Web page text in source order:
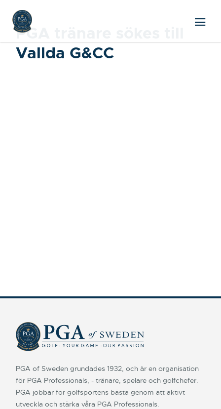
PGA tränare sökes till
Vallda G&CC
PGA of Sweden grundades 1932, och är en organisation
för PGA Professionals, - tränare, spelare och golfchefer.
PGA jobbar för golfsportens bästa genom att aktivt
utveckla och stärka våra PGA Professionals.